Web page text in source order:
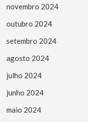
novembro 2024
outubro 2024
setembro 2024
agosto 2024
julho 2024
junho 2024
maio 2024